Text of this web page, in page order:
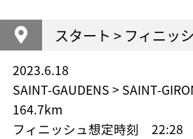
スタート > フィニッ
2023.6.18
SAINT-GAUDENS > SAINT-
164.7km
フィニッシュ想定時刻 22:28